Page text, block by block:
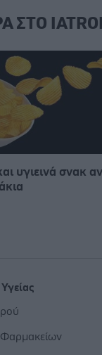
ΣΤΟ
υγιεινά σνακ
Φαρμακείων